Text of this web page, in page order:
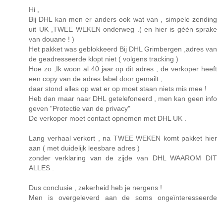
Hi ,
Bij DHL kan men er anders ook wat van , simpele zending
uit UK ,TWEE WEKEN onderweg .( en hier is géén sprake
van douane ! )
Het pakket was geblokkeerd Bij DHL Grimbergen ,adres van
de geadresseerde klopt niet ( volgens tracking )
Hoe zo ,Ik woon al 40 jaar op dit adres , de verkoper heeft
een copy van de adres label door gemailt ,
daar stond alles op wat er op moet staan niets mis mee !
Heb dan maar naar DHL getelefoneerd , men kan geen info
geven "Protectie van de privacy"
De verkoper moet contact opnemen met DHL UK .
Lang verhaal verkort , na TWEE WEKEN komt pakket hier
aan ( met duidelijk leesbare adres )
zonder verklaring van de zijde van DHL WAAROM DIT
ALLES .
Dus conclusie , zekerheid heb je nergens !
Men is overgeleverd aan de soms ongeïnteresseerde